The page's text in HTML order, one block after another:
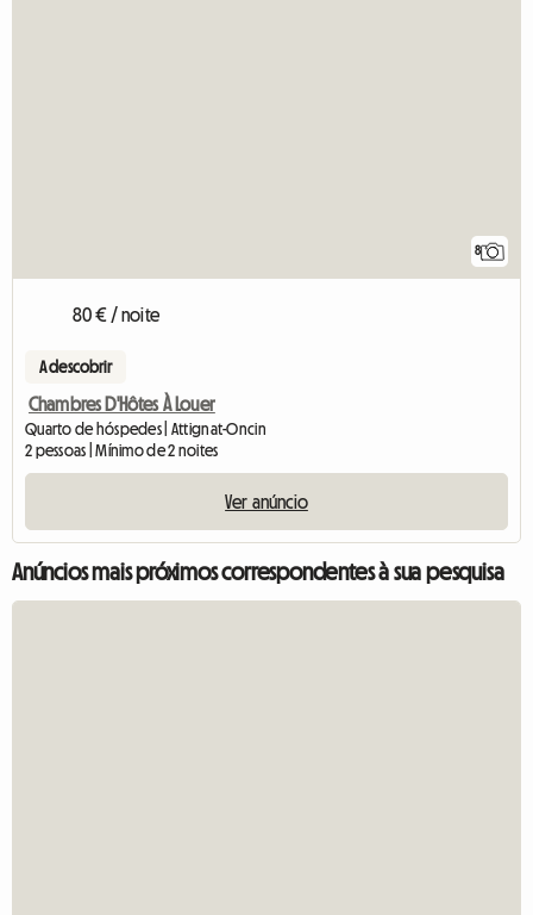
8
80 € / noite
A descobrir
Chambres D'Hôtes À Louer
Quarto de hóspedes | Attignat-Oncin
2 pessoas | Mínimo de 2 noites
Ver anúncio
Anúncios mais próximos correspondentes à sua pesquisa